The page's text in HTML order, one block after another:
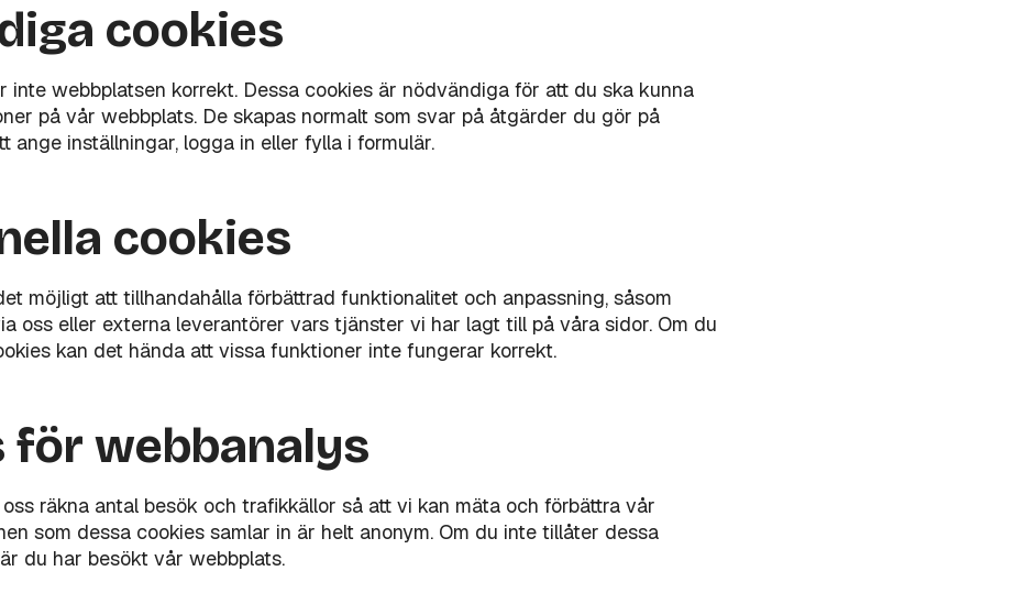
cookies
inte webbplatsen korrekt. Dessa cookies är nödvändiga för att du ska kunna
på vår webbplats. De skapas normalt som svar på åtgärder du gör på
ange inställningar, logga in eller fylla i formulär.
cookies
möjligt att tillhandahålla förbättrad funktionalitet och anpassning, såsom
oss eller externa leverantörer vars tjänster vi har lagt till på våra sidor. Om du
kan det hända att vissa funktioner inte fungerar korrekt.
för webbanalys
räkna antal besök och trafikkällor så att vi kan mäta och förbättra vår
som dessa cookies samlar in är helt anonym. Om du inte tillåter dessa
du har besökt vår webbplats.